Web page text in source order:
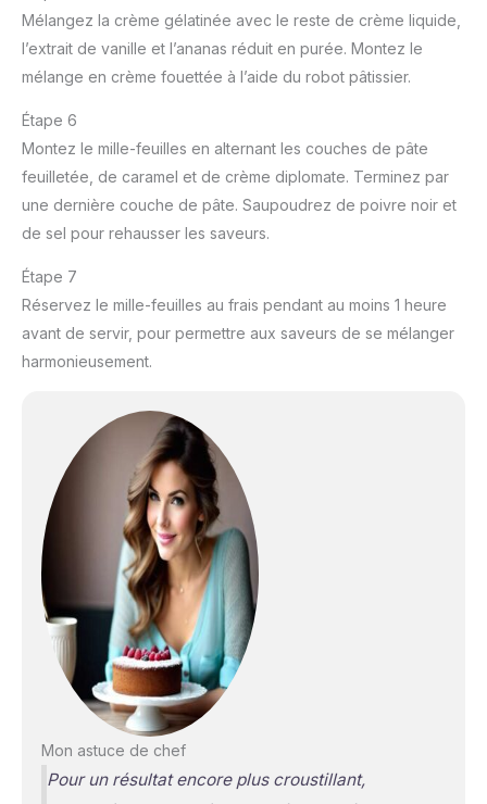
Mélangez la crème gélatinée avec le reste de crème liquide,
l’extrait de vanille et l’ananas réduit en purée. Montez le
mélange en crème fouettée à l’aide du robot pâtissier.
Étape 6
Montez le mille-feuilles en alternant les couches de pâte
feuilletée, de caramel et de crème diplomate. Terminez par
une dernière couche de pâte. Saupoudrez de poivre noir et
de sel pour rehausser les saveurs.
Étape 7
Réservez le mille-feuilles au frais pendant au moins 1 heure
avant de servir, pour permettre aux saveurs de se mélanger
harmonieusement.
Mon astuce de chef
Pour un résultat encore plus croustillant,